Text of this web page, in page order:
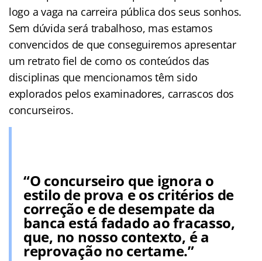
logo a vaga na carreira pública dos seus sonhos.
Sem dúvida será trabalhoso, mas estamos
convencidos de que conseguiremos apresentar
um retrato fiel de como os conteúdos das
disciplinas que mencionamos têm sido
explorados pelos examinadores, carrascos dos
concurseiros.
“O concurseiro que ignora o
estilo de prova e os critérios de
correção e de desempate da
banca está fadado ao fracasso,
que, no nosso contexto, é a
reprovação no certame.”